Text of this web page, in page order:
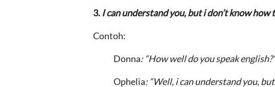
3. I can understand you, but i don’t know how
Contoh:
Donna: “How well do you speak
Ophelia: “Well, i can understand you,